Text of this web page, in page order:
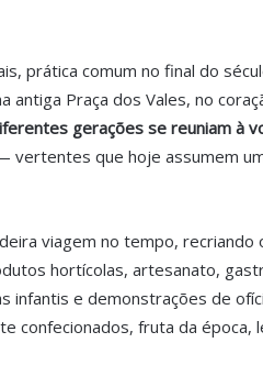
prática comum no final do
antiga Praça dos Vales, no
gerações se reuniam à
vertentes que hoje assumem
viagem no tempo, recriando
hortícolas, artesanato,
infantis e demonstrações de
confecionados, fruta da época,